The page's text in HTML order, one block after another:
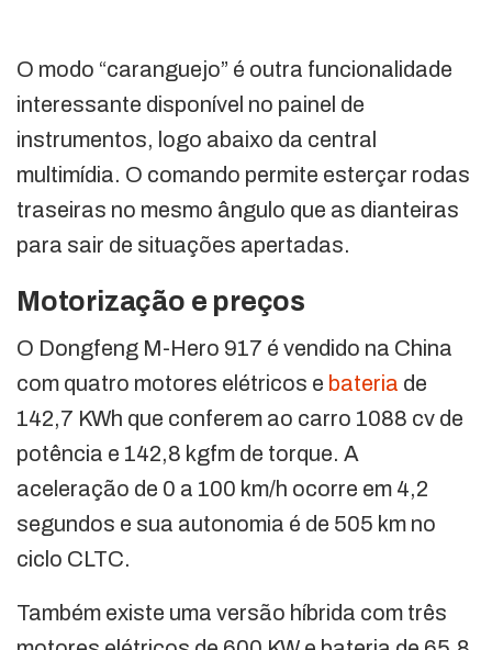
O modo “caranguejo” é outra funcionalidade
interessante disponível no painel de
instrumentos, logo abaixo da central
multimídia. O comando permite esterçar rodas
traseiras no mesmo ângulo que as dianteiras
para sair de situações apertadas.
Motorização e preços
O Dongfeng M-Hero 917 é vendido na China
com quatro motores elétricos e bateria de
142,7 KWh que conferem ao carro 1088 cv de
potência e 142,8 kgfm de torque. A
aceleração de 0 a 100 km/h ocorre em 4,2
segundos e sua autonomia é de 505 km no
ciclo CLTC.
Também existe uma versão híbrida com três